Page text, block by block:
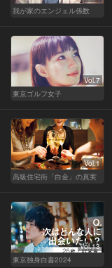
我が家のエンジェル係数
Vol.7
東京ゴルフ女子
Vol.1
高級住宅街「白金」の真実
Vol.13
東京独身白書2024